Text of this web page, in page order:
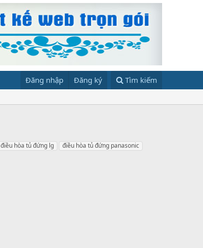
Đăng nhập Đăng ký Tìm kiếm
điều hòa tủ đứng lg điều hòa tủ đứng panasonic